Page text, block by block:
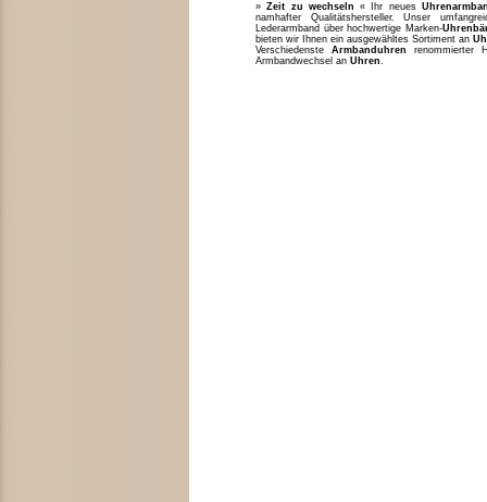
»Zeit zu wechseln « Ihr neues
namhafter Qualitätshersteller. Unser
Lederarmband über hochwertige Marken-
bieten wir Ihnen ein ausgewähltes Sortiment an
Verschiedenste Armbanduhren renommierter
Armbandwechsel an Uhren.